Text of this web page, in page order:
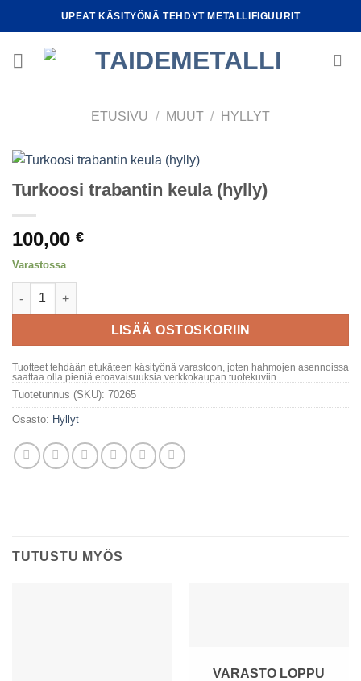
to
UPEAT KÄSITYÖNÄ TEHDYT METALLIFIGUURIT
ETUSIVU / MUUT / HYLLYT
Turkoosi trabantin keula (hylly)
100,00 €
Varastossa
Turkoosi trabantin keula (hylly) määrä
LISÄÄ OSTOSKORIIN
Tuotteet tehdään etukäteen käsityönä varastoon, joten hahmojen asennoissa
saattaa olla pieniä eroavaisuuksia verkkokaupan tuotekuviin.
Tuotetunnus (SKU): 70265
Osasto: Hyllyt
TUTUSTU MYÖS
VARASTO LOPPU